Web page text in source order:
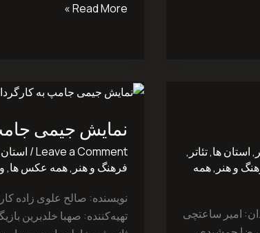
Read More »
,استان ها,تئاتر ,
و هنر ,همه
امیر ‌ساعتچی
نمایش جیمی
Leave a Comment
/
فرهنگ و هنر ,همه عکس ها,
نویسنده: صالح ‌علوی ‌زاده
تهیه‌کننده: صهبا ‌خلدبرین
نمایش
جامپ